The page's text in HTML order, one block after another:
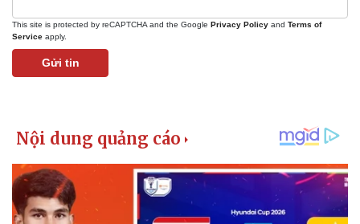
This site is protected by reCAPTCHA and the Google Privacy Policy and Terms of
Service apply.
Gửi tin